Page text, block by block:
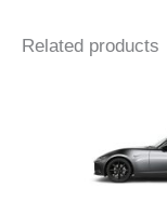
Related products